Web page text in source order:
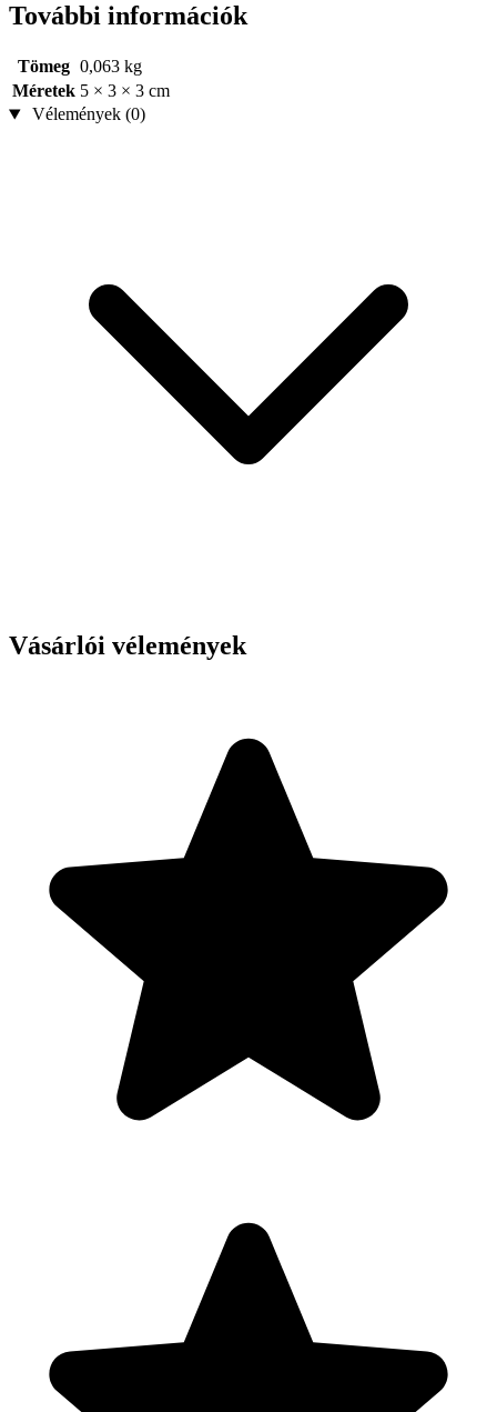
További információk
Tömeg 0,063 kg
Méretek 5 × 3 × 3 cm
Vélemények (0)
Vásárlói vélemények